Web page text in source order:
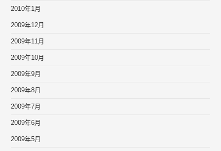
2010年1月
2009年12月
2009年11月
2009年10月
2009年9月
2009年8月
2009年7月
2009年6月
2009年5月